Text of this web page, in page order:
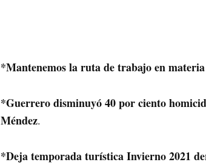
*Mantenemos la ruta de trabajo en
*Guerrero disminuyó 40 por ciento
Méndez.
*Deja temporada turística Invierno 2021